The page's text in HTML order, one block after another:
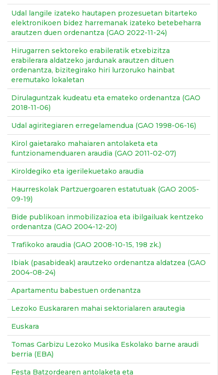
Udal langile izateko hautapen prozesuetan bitarteko
elektronikoen bidez harremanak izateko betebeharra
arautzen duen ordenantza (GAO 2022-11-24)
Hirugarren sektoreko erabileratik etxebizitza
erabilerara aldatzeko jardunak arautzen dituen
ordenantza, bizitegirako hiri lurzoruko hainbat
eremutako lokaletan
Dirulaguntzak kudeatu eta emateko ordenantza (GAO
2018-11-06)
Udal agiritegiaren erregelamendua (GAO 1998-06-16)
Kirol gaietarako mahaiaren antolaketa eta
funtzionamenduaren araudia (GAO 2011-02-07)
Kiroldegiko eta igerilekuetako araudia
Haurreskolak Partzuergoaren estatutuak (GAO 2005-
09-19)
Bide publikoan inmobilizazioa eta ibilgailuak kentzeko
ordenantza (GAO 2004-12-20)
Trafikoko araudia (GAO 2008-10-15, 198 zk.)
Ibiak (pasabideak) arautzeko ordenantza aldatzea (GAO
2004-08-24)
Apartamentu babestuen ordenantza
Lezoko Euskararen mahai sektorialaren arautegia
Euskara
Tomas Garbizu Lezoko Musika Eskolako barne araudi
berria (EBA)
Festa Batzordearen antolaketa eta